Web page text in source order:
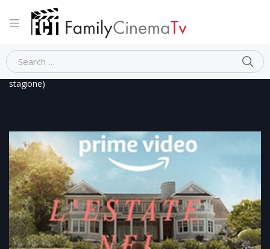
Home Romantico
stagione)